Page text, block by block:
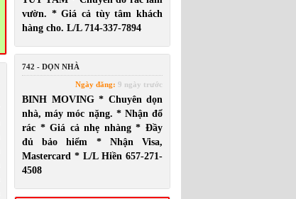
vườn. * Giá cả tùy tâm khách
hàng cho. L/L 714-337-7894
742 - DỌN NHÀ
Ngày đăng: 9 ngày trước
BINH MOVING * Chuyên dọn
nhà, máy móc nặng. * Nhận đổ
rác * Giá cả nhẹ nhàng * Đầy
đủ bảo hiểm * Nhận Visa,
Mastercard * L/L Hiền 657-271-
4508